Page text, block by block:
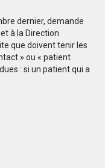
dernier, demande
à la Direction
que doivent tenir les
» ou « patient
: si un patient qui a